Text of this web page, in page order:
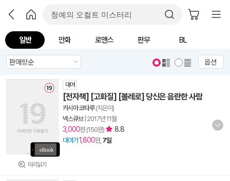
일반 만화 로맨스 판무 BL
옵션
미리읽기
대여
[전자책] [고화질] [볼레로] 당신은 음란한 사람
카시마 코타루(지은이)
넥스큐브| 2017년 11월
3,000원 (150원) 8.8
대여가1,800원, 7일